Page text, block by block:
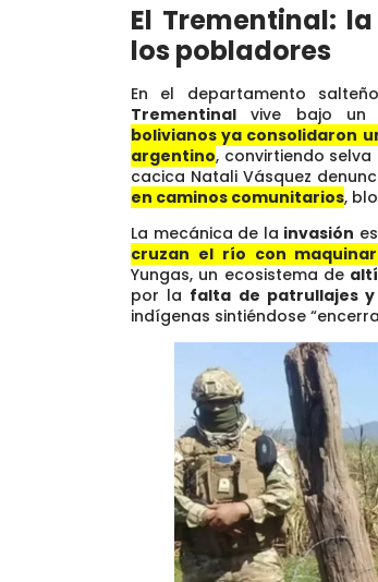
El Trementinal:
los pobladores
En el departamento
Trementinal vive bajo un
bolivianos ya consolidaron
argentino, convirtiendo
cacica Natali Vásquez
en caminos comunitarios,
La mecánica de la invasión
cruzan el río con
Yungas, un ecosistema de
por la falta de patrullajes
indígenas sintiéndose